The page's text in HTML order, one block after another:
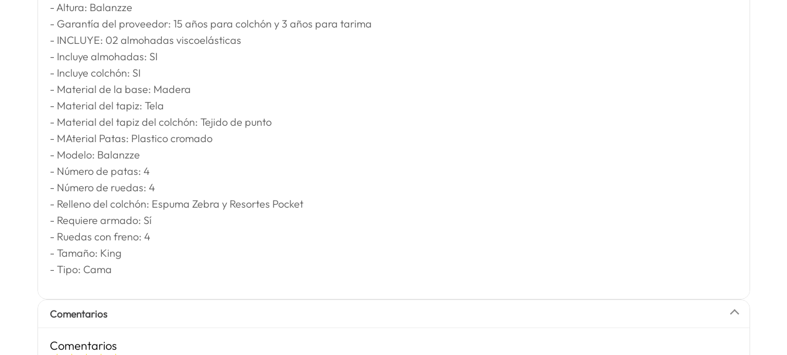
- Altura: Balanzze
- Garantía del proveedor: 15 años para colchón y 3 años para tarima
- INCLUYE: 02 almohadas viscoelásticas
- Incluye almohadas: SI
- Incluye colchón: SI
- Material de la base: Madera
- Material del tapiz: Tela
- Material del tapiz del colchón: Tejido de punto
- MAterial Patas: Plastico cromado
- Modelo: Balanzze
- Número de patas: 4
- Número de ruedas: 4
- Relleno del colchón: Espuma Zebra y Resortes Pocket
- Requiere armado: Sí
- Ruedas con freno: 4
- Tamaño: King
- Tipo: Cama
Comentarios
Comentarios